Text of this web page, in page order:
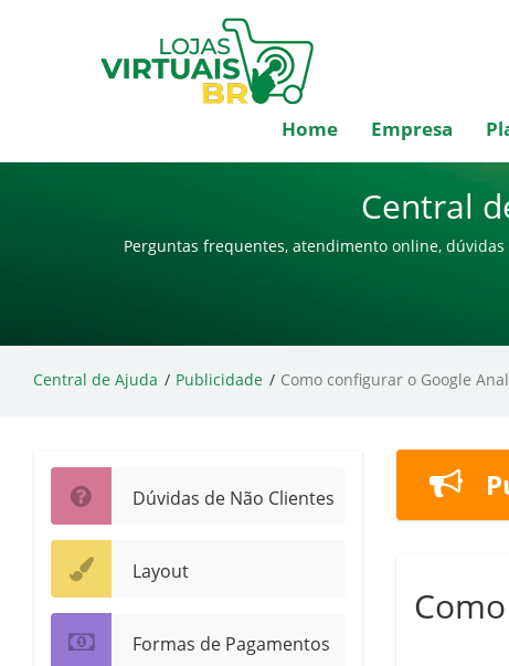
Home Empresa
Central
Perguntas frequentes, atendimento online,
Central de Ajuda Publicidade Como configurar o Google
Dúvidas de Não Clientes
Layout
Formas de Pagamentos